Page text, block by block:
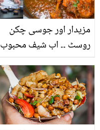
مزیدار اور جوسی چکن
روسٹ ۔۔ اب شیف محبوب
گھر میں بنائیں اور پوری
فیملی کے ساتھ انجوائے
کریں